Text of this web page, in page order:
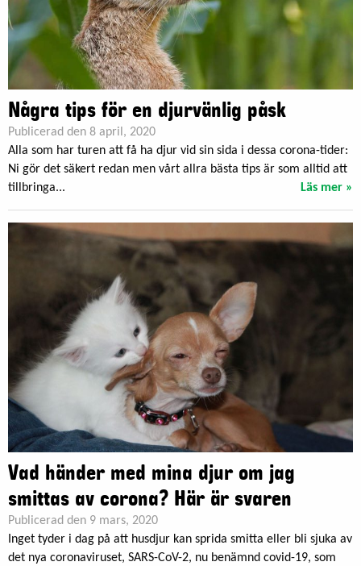
Några tips för en djurvänlig påsk
Publicerad den 8 april, 2020
Alla som har turen att få ha djur vid sin sida i dessa corona-tider:
Ni gör det säkert redan men vårt allra bästa tips är som alltid att
tillbringa...
Läs mer »
Vad händer med mina djur om jag
smittas av corona? Här är svaren
Publicerad den 9 mars, 2020
Inget tyder i dag på att husdjur kan sprida smitta eller bli sjuka av
det nya coronaviruset, SARS-CoV-2, nu benämnd covid-19, som